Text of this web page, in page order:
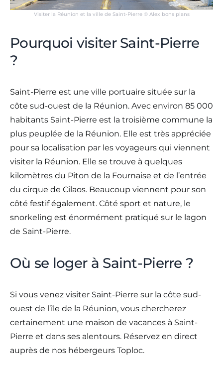
Visiter la Réunion et la ville de Saint-Pierre © Alex bons plans
Pourquoi visiter Saint-Pierre
?
Saint-Pierre est une ville portuaire située sur la
côte sud-ouest de la Réunion. Avec environ 85 000
habitants Saint-Pierre est la troisième commune la
plus peuplée de la Réunion. Elle est très appréciée
pour sa localisation par les voyageurs qui viennent
visiter la Réunion. Elle se trouve à quelques
kilomètres du Piton de la Fournaise et de l’entrée
du cirque de Cilaos. Beaucoup viennent pour son
côté festif également. Côté sport et nature, le
snorkeling est énormément pratiqué sur le lagon
de Saint-Pierre.
Où se loger à Saint-Pierre ?
Si vous venez visiter Saint-Pierre sur la côte sud-
ouest de l’île de la Réunion, vous chercherez
certainement une maison de vacances à Saint-
Pierre et dans ses alentours. Réservez en direct
auprès de nos hébergeurs Toploc.